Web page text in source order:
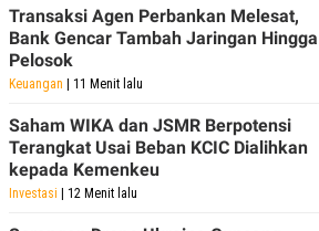
Transaksi Agen Perbankan Melesat,
Bank Gencar Tambah Jaringan Hingga
Pelosok
Keuangan | 11 Menit lalu
Saham WIKA dan JSMR Berpotensi
Terangkat Usai Beban KCIC Dialihkan
kepada Kemenkeu
Investasi | 12 Menit lalu